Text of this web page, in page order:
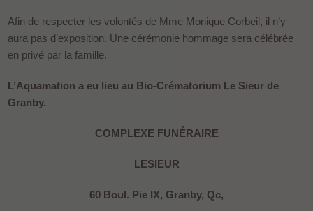
Afin de respecter les volontés de Mme Monique Corbeil, il n’y
aura pas d’exposition. Une cérémonie hommage sera célébrée
en privé par la famille.
L’Aquamation a eu lieu au Bio-Crématorium Le Sieur de
Granby.
COMPLEXE FUNÉRAIRE
LESIEUR
60 Boul. Pie IX, Granby, Qc,